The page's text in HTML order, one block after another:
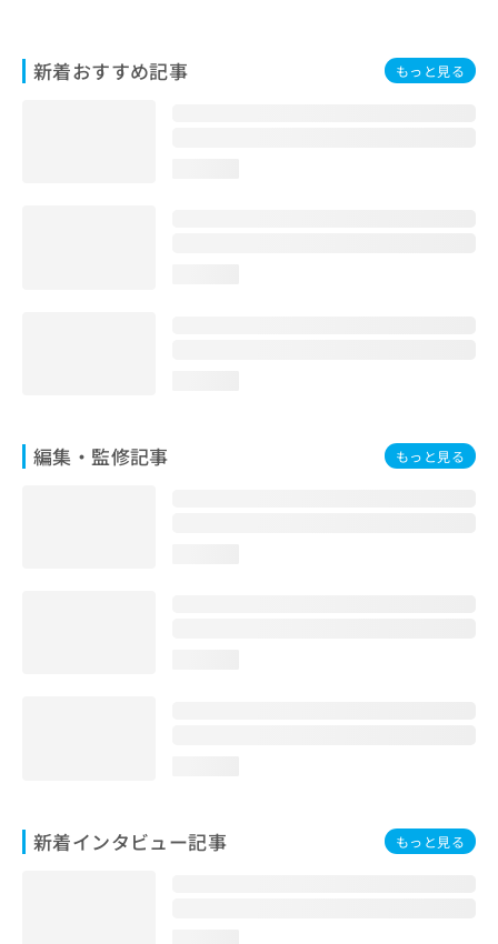
新着おすすめ記事 もっと見る
編集・監修記事 もっと見る
新着インタビュー記事 もっと見る
い
合